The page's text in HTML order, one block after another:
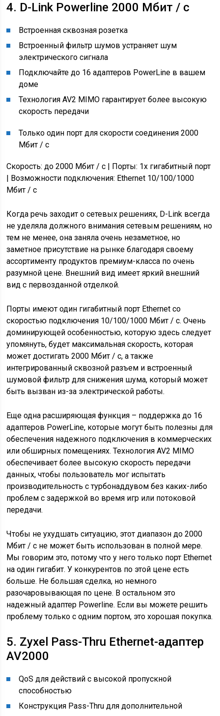
4. D-Link Powerline 2000 Мбит / с
Встроенная сквозная розетка
Встроенный фильтр шумов устраняет шум
электрического сигнала
Подключайте до 16 адаптеров PowerLine в вашем
доме
Технология AV2 MIMO гарантирует более высокую
скорость передачи
Только один порт для скорости соединения 2000
Мбит / с
Скорость: до 2000 Мбит / с | Порты: 1x гигабитный порт
| Возможности подключения: Ethernet 10/100/1000
Мбит / с
Когда речь заходит о сетевых решениях, D-Link всегда
не уделяла должного внимания сетевым решениям, но
тем не менее, она заняла очень незаметное, но
заметное присутствие на рынке благодаря своему
ассортименту продуктов премиум-класса по очень
разумной цене. Внешний вид имеет яркий внешний
вид с первозданной отделкой.
Порты имеют один гигабитный порт Ethernet со
скоростью подключения 10/100/1000 Мбит / с. Очень
доминирующей особенностью, которую здесь следует
упомянуть, будет максимальная скорость, которая
может достигать 2000 Мбит / с, а также
интегрированный сквозной разъем и встроенный
шумовой фильтр для снижения шума, который может
быть вызван из-за электрической работы.
Еще одна расширяющая функция – поддержка до 16
адаптеров PowerLine, которые могут быть полезны для
обеспечения надежного подключения в коммерческих
или обширных помещениях. Технология AV2 MIMO
обеспечивает более высокую скорость передачи
данных, чтобы пользователь мог испытать
производительность с турбонаддувом без каких-либо
проблем с задержкой во время игр или потоковой
передачи.
Чтобы не ухудшать ситуацию, этот диапазон до 2000
Мбит / с не может быть использован в полной мере.
Мы говорим это, потому что у него только порт Ethernet
на один гигабит. У конкурентов по этой цене есть
больше. Не большая сделка, но немного
разочаровывающая по цене. В остальном это
надежный адаптер Powerline. Если вы можете решить
проблему только с одним портом, это хорошая покупка.
5. Zyxel Pass-Thru Ethernet-адаптер
AV2000
QoS для действий с высокой пропускной
способностью
Конструкция Pass-Thru для дополнительной